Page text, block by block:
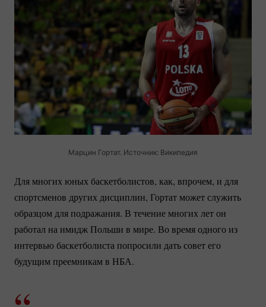
Марцин Гортат. Источник: Википедия
Для многих юных баскетболистов, как, впрочем, и для
спортсменов других дисциплин, Гортат может служить
образцом для подражания. В течение многих лет он
работал на имидж Польши в мире. Во время одного из
интервью баскетболиста попросили дать совет его
будущим преемникам в НБА.